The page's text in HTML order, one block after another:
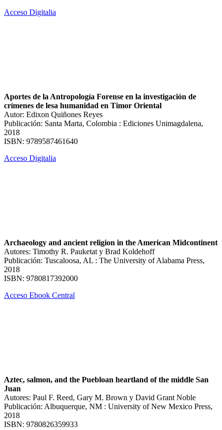
Acceso Digitalia
Aportes de la Antropología Forense en la investigación de
crímenes de lesa humanidad en Timor Oriental
Autor: Edixon Quiñones Reyes
Publicación: Santa Marta, Colombia : Ediciones Unimagdalena,
2018
ISBN: 9789587461640
Acceso Digitalia
Archaeology and ancient religion in the American Midcontinent
Autores: Timothy R. Pauketat y Brad Koldehoff
Publicación: Tuscaloosa, AL : The University of Alabama Press,
2018
ISBN: 9780817392000
Acceso Ebook Central
Aztec, salmon, and the Puebloan heartland of the middle San
Juan
Autores: Paul F. Reed, Gary M. Brown y David Grant Noble
Publicación: Albuquerque, NM : University of New Mexico Press,
2018
ISBN: 9780826359933